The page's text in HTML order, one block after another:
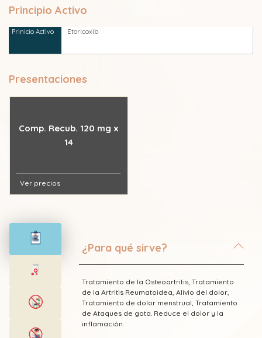
Principio Activo
Etoricoxib
Presentaciones
Comp. Recub. 120 mg x
14
Ver precios
¿Para qué sirve?
Tratamiento de la Osteoartritis, Tratamiento
de la Artritis Reumatoidea, Alivio del dolor,
Tratamiento de dolor menstrual, Tratamiento
de Ataques de gota. Reduce el dolor y la
inflamación.